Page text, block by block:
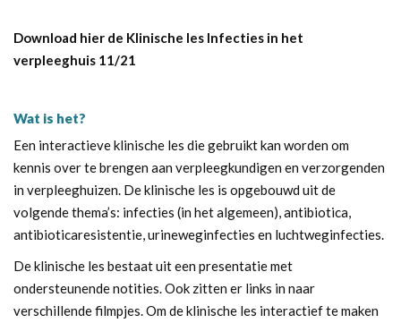
Download hier de Klinische les Infecties in het
verpleeghuis 11/21
Wat is het?
Een interactieve klinische les die gebruikt kan worden om
kennis over te brengen aan verpleegkundigen en verzorgenden
in verpleeghuizen. De klinische les is opgebouwd uit de
volgende thema’s: infecties (in het algemeen), antibiotica,
antibioticaresistentie, urineweginfecties en luchtweginfecties.
De klinische les bestaat uit een presentatie met
ondersteunende notities. Ook zitten er links in naar
verschillende filmpjes. Om de klinische les interactief te maken